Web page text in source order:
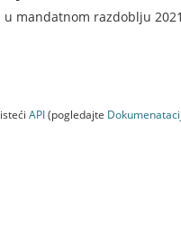
mandatnom razdoblju
API(pogledajte